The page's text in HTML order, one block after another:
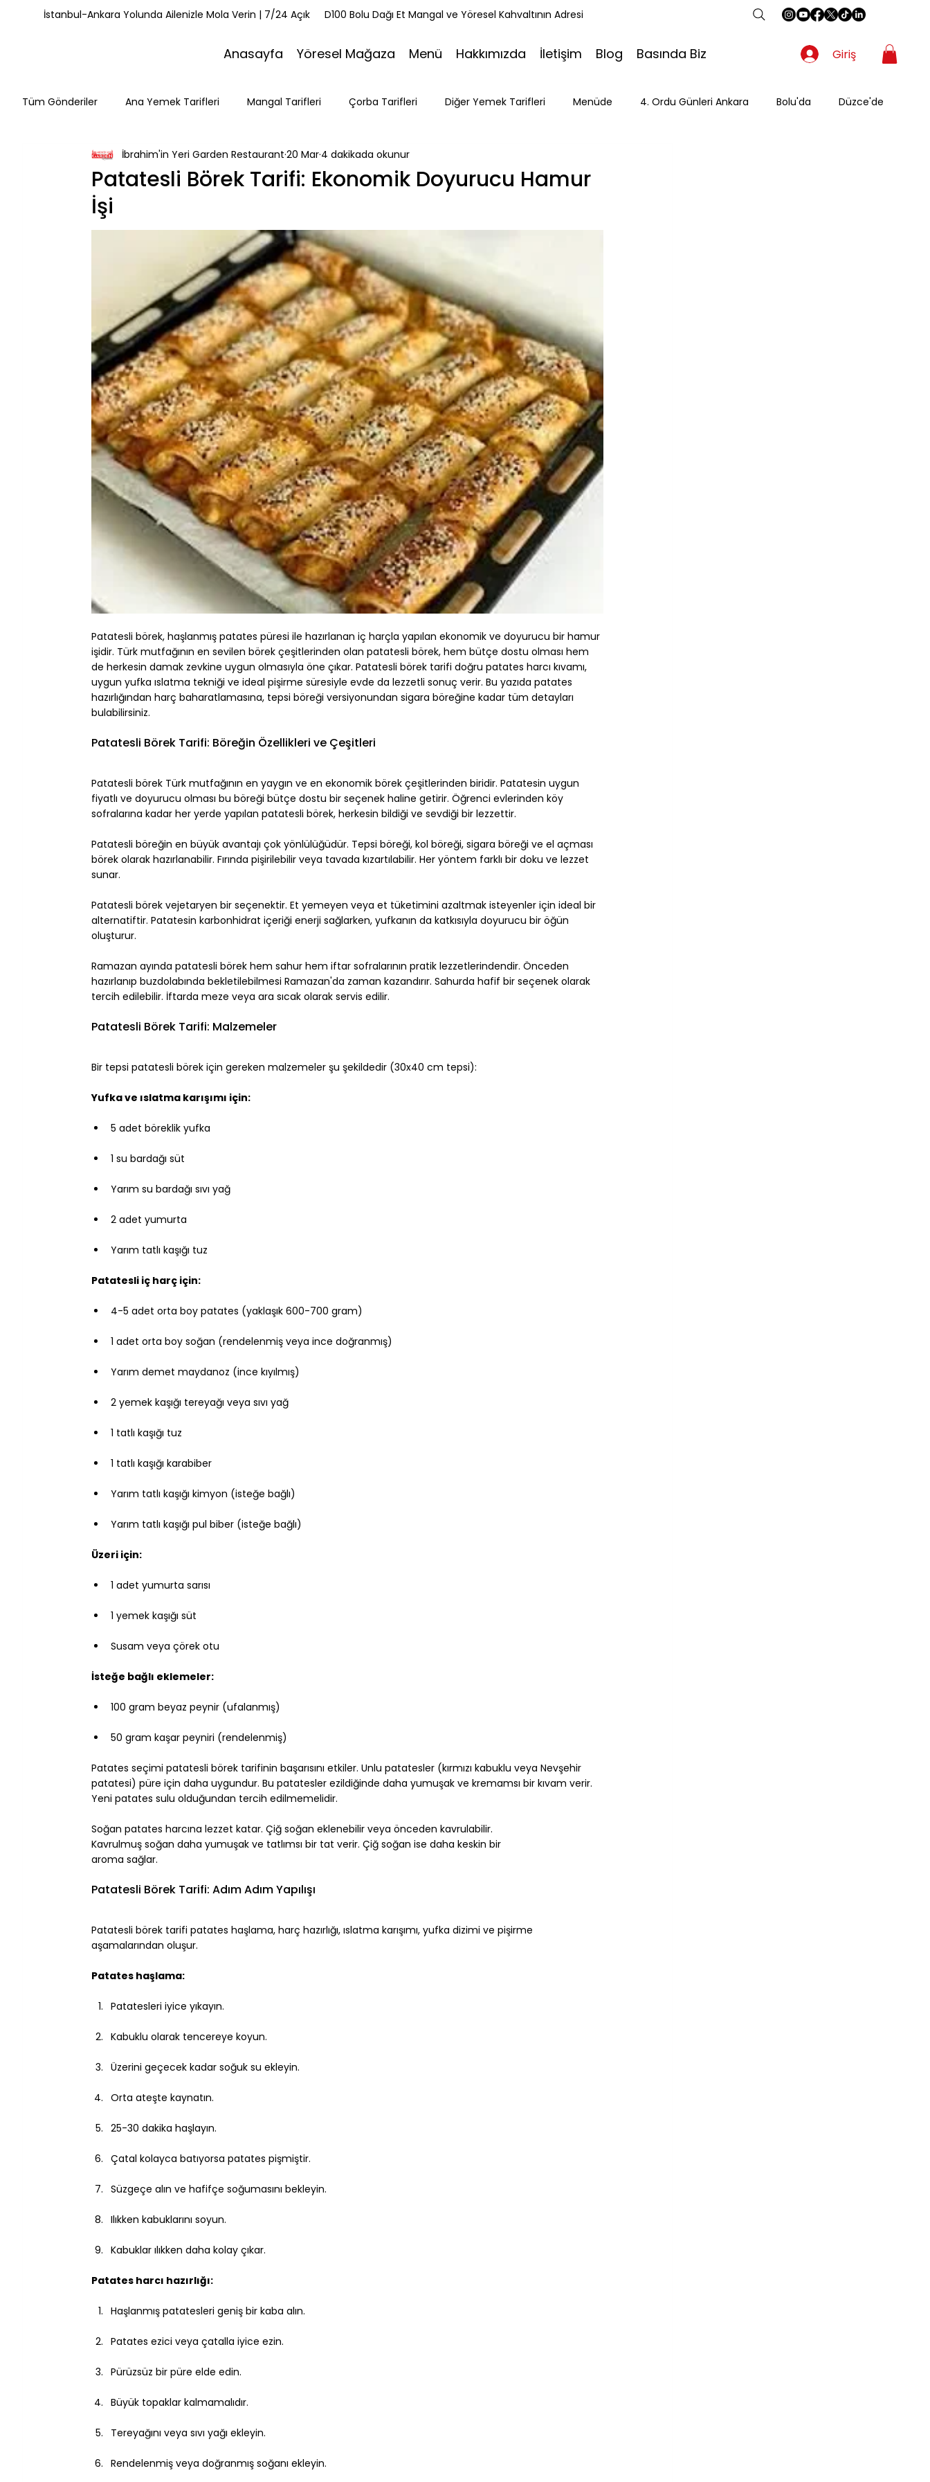
İstanbul-Ankara Yolunda Ailenizle Mola Verin | 7/24 Açık D100 Bolu Dağı Et Mangal ve Yöresel Kahvaltının Adresi
Anasayfa Yöresel Mağaza Menü Hakkımızda İletişim Blog Basında Biz Giriş
Tüm Gönderiler Ana Yemek Tarifleri Mangal Tarifleri Çorba Tarifleri Diğer Yemek Tarifleri Menüde 4. Ordu Günleri Ankara Bolu'da Düzce'de
Misafirlerimiz Kahvaltı Tarifleri Yemek Tarifleri Tatlı Tarifleri
Mola Noktaları
Patatesli Börek Tarifi: Ekonomik Doyurucu Hamur
İşi
İbrahim'in Yeri Garden Restaurant 20 Mar 4 dakikada okunur
Patatesli börek, haşlanmış patates püresi ile hazırlanan iç harçla yapılan ekonomik ve doyurucu bir hamur
işidir. Türk mutfağının en sevilen börek çeşitlerinden olan patatesli börek, hem bütçe dostu olması hem
de herkesin damak zevkine uygun olmasıyla öne çıkar. Patatesli börek tarifi doğru patates harcı kıvamı,
uygun yufka ıslatma tekniği ve ideal pişirme süresiyle evde da lezzetli sonuç verir. Bu yazıda patates
hazırlığından harç baharatlamasına, tepsi böreği versiyonundan sigara böreğine kadar tüm detayları
bulabilirsiniz.
Patatesli Börek Tarifi: Böreğin Özellikleri ve Çeşitleri
Patatesli börek Türk mutfağının en yaygın ve en ekonomik börek çeşitlerinden biridir. Patatesin uygun
fiyatlı ve doyurucu olması bu böreği bütçe dostu bir seçenek haline getirir. Öğrenci evlerinden köy
sofralarına kadar her yerde yapılan patatesli börek, herkesin bildiği ve sevdiği bir lezzettir.
Patatesli böreğin en büyük avantajı çok yönlülüğüdür. Tepsi böreği, kol böreği, sigara böreği ve el açması
börek olarak hazırlanabilir. Fırında pişirilebilir veya tavada kızartılabilir. Her yöntem farklı bir doku ve lezzet
sunar.
Patatesli börek vejetaryen bir seçenektir. Et yemeyen veya et tüketimini azaltmak isteyenler için ideal bir
alternatiftir. Patatesin karbonhidrat içeriği enerji sağlarken, yufkanın da katkısıyla doyurucu bir öğün
oluşturur.
Ramazan ayında patatesli börek hem sahur hem iftar sofralarının pratik lezzetlerindendir. Önceden
hazırlanıp buzdolabında bekletilebilmesi Ramazan'da zaman kazandırır. Sahurda hafif bir seçenek olarak
tercih edilebilir. İftarda meze veya ara sıcak olarak servis edilir.
Patatesli Börek Tarifi: Malzemeler
Bir tepsi patatesli börek için gereken malzemeler şu şekildedir (30x40 cm tepsi):
Yufka ve ıslatma karışımı için:
5 adet böreklik yufka
1 su bardağı süt
Yarım su bardağı sıvı yağ
2 adet yumurta
Yarım tatlı kaşığı tuz
Patatesli iç harç için:
4-5 adet orta boy patates (yaklaşık 600-700 gram)
1 adet orta boy soğan (rendelenmiş veya ince doğranmış)
Yarım demet maydanoz (ince kıyılmış)
2 yemek kaşığı tereyağı veya sıvı yağ
1 tatlı kaşığı tuz
1 tatlı kaşığı karabiber
Yarım tatlı kaşığı kimyon (isteğe bağlı)
Yarım tatlı kaşığı pul biber (isteğe bağlı)
Üzeri için:
1 adet yumurta sarısı
1 yemek kaşığı süt
Susam veya çörek otu
İsteğe bağlı eklemeler:
100 gram beyaz peynir (ufalanmış)
50 gram kaşar peyniri (rendelenmiş)
Patates seçimi patatesli börek tarifinin başarısını etkiler. Unlu patatesler (kırmızı kabuklu veya Nevşehir
patatesi) püre için daha uygundur. Bu patatesler ezildiğinde daha yumuşak ve kremamsı bir kıvam verir.
Yeni patates sulu olduğundan tercih edilmemelidir.
Soğan patates harcına lezzet katar. Çiğ soğan eklenebilir veya önceden kavrulabilir.
Kavrulmuş soğan daha yumuşak ve tatlımsı bir tat verir. Çiğ soğan ise daha keskin bir
aroma sağlar.
Patatesli Börek Tarifi: Adım Adım Yapılışı
Patatesli börek tarifi patates haşlama, harç hazırlığı, ıslatma karışımı, yufka dizimi ve pişirme
aşamalarından oluşur.
Patates haşlama:
Patatesleri iyice yıkayın.
Kabuklu olarak tencereye koyun.
Üzerini geçecek kadar soğuk su ekleyin.
Orta ateşte kaynatın.
25-30 dakika haşlayın.
Çatal kolayca batıyorsa patates pişmiştir.
Süzgeçe alın ve hafifçe soğumasını bekleyin.
Ilıkken kabuklarını soyun.
Kabuklar ılıkken daha kolay çıkar.
Patates harcı hazırlığı:
Haşlanmış patatesleri geniş bir kaba alın.
Patates ezici veya çatalla iyice ezin.
Pürüzsüz bir püre elde edin.
Büyük topaklar kalmamalıdır.
Tereyağını veya sıvı yağı ekleyin.
Rendelenmiş veya doğranmış soğanı ekleyin.